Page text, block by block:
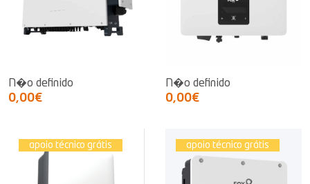
N�o definido
0,00€
N�o definido
0,00€
apoio técnico grátis apoio técnico grátis